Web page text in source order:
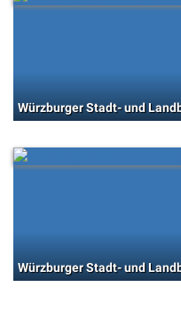
Würzburger Stadt- und
Würzburger Stadt- und